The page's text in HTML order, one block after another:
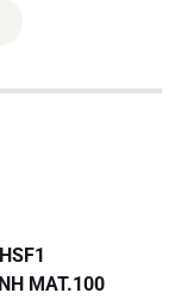
MAT.100